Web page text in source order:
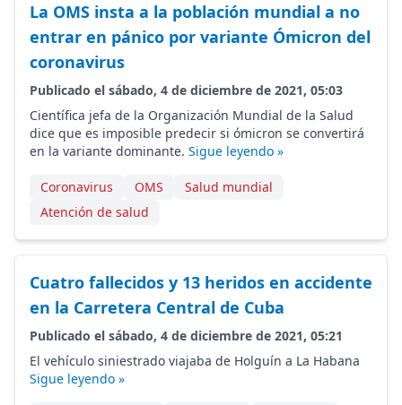
La OMS insta a la población mundial a no
entrar en pánico por variante Ómicron del
coronavirus
Publicado el sábado, 4 de diciembre de 2021, 05:03
Científica jefa de la Organización Mundial de la Salud
dice que es imposible predecir si ómicron se convertirá
en la variante dominante. Sigue leyendo »
Coronavirus OMS
Salud mundial
Atención de salud
Cuatro fallecidos y 13 heridos en accidente
en la Carretera Central de Cuba
Publicado el sábado, 4 de diciembre de 2021, 05:21
El vehículo siniestrado viajaba de Holguín a La Habana
Sigue leyendo »